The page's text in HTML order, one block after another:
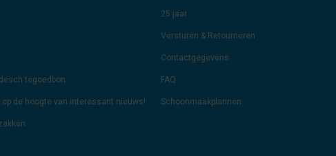
tegoedbon
op de hoogte van interessant nieuws!
25 jaar
Versturen & Retourneren
Contactgegevens
FAQ
Schoonmaakplannen